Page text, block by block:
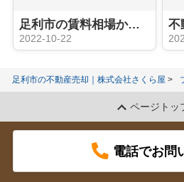
足利市の賃料相場からみるアパート経営
2022-10-22
足利市の不動産売却｜株式会社さくら屋
ページトッ
電話でお問